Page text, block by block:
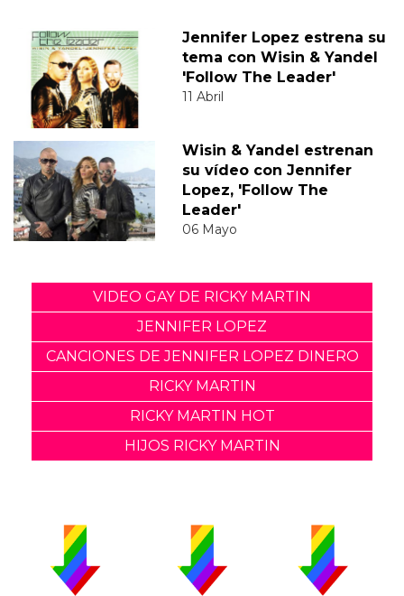
Jennifer Lopez estrena su
tema con Wisin & Yandel
'Follow The Leader'
11 Abril
Wisin & Yandel estrenan
su vídeo con Jennifer
Lopez, 'Follow The
Leader'
06 Mayo
VIDEO GAY DE RICKY MARTIN
JENNIFER LOPEZ
CANCIONES DE JENNIFER LOPEZ DINERO
RICKY MARTIN
RICKY MARTIN HOT
HIJOS RICKY MARTIN